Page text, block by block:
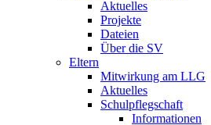
Aktuelles
Projekte
Dateien
Über die SV
Eltern
Mitwirkung am LLG
Aktuelles
Schulpflegschaft
Informationen